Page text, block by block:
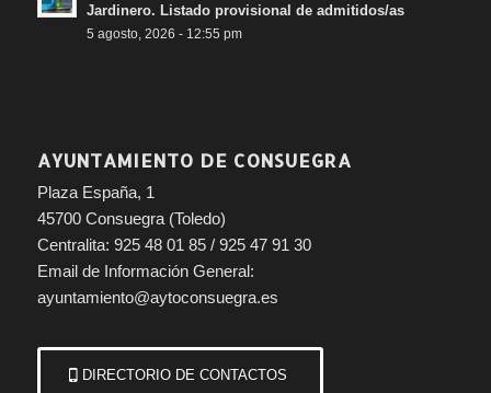
Jardinero. Listado provisional de admitidos/as
5 agosto, 2026 - 12:55 pm
AYUNTAMIENTO DE CONSUEGRA
Plaza España, 1
45700 Consuegra (Toledo)
Centralita: 925 48 01 85 / 925 47 91 30
Email de Información General:
ayuntamiento@aytoconsuegra.es
DIRECTORIO DE CONTACTOS